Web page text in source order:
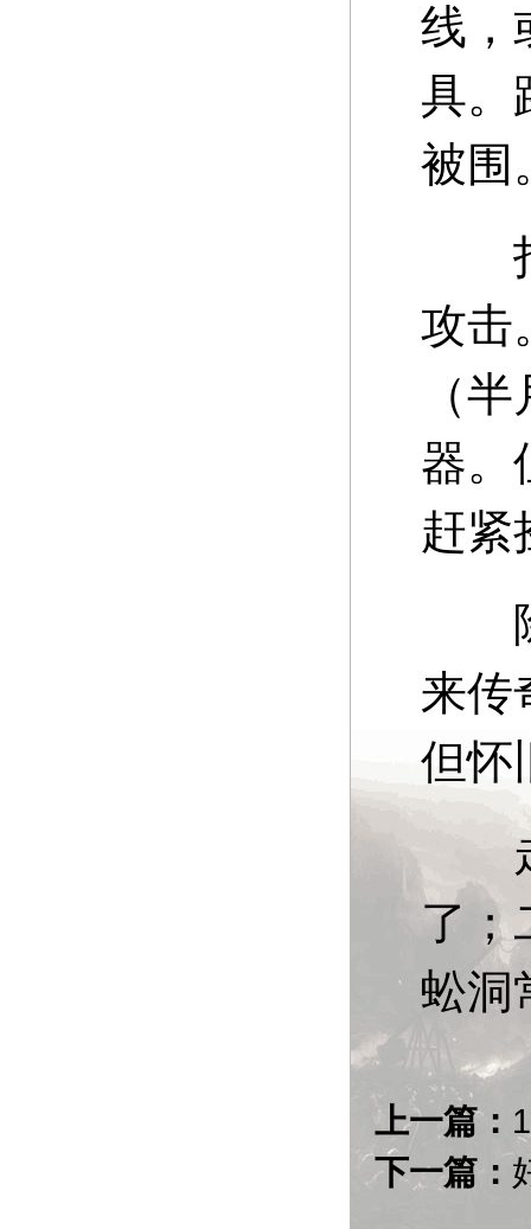
线，
具。
被围
打
攻击
（
器。
赶紧
除
来传
但怀
走
了；
蚣洞
上一篇：
下一篇：